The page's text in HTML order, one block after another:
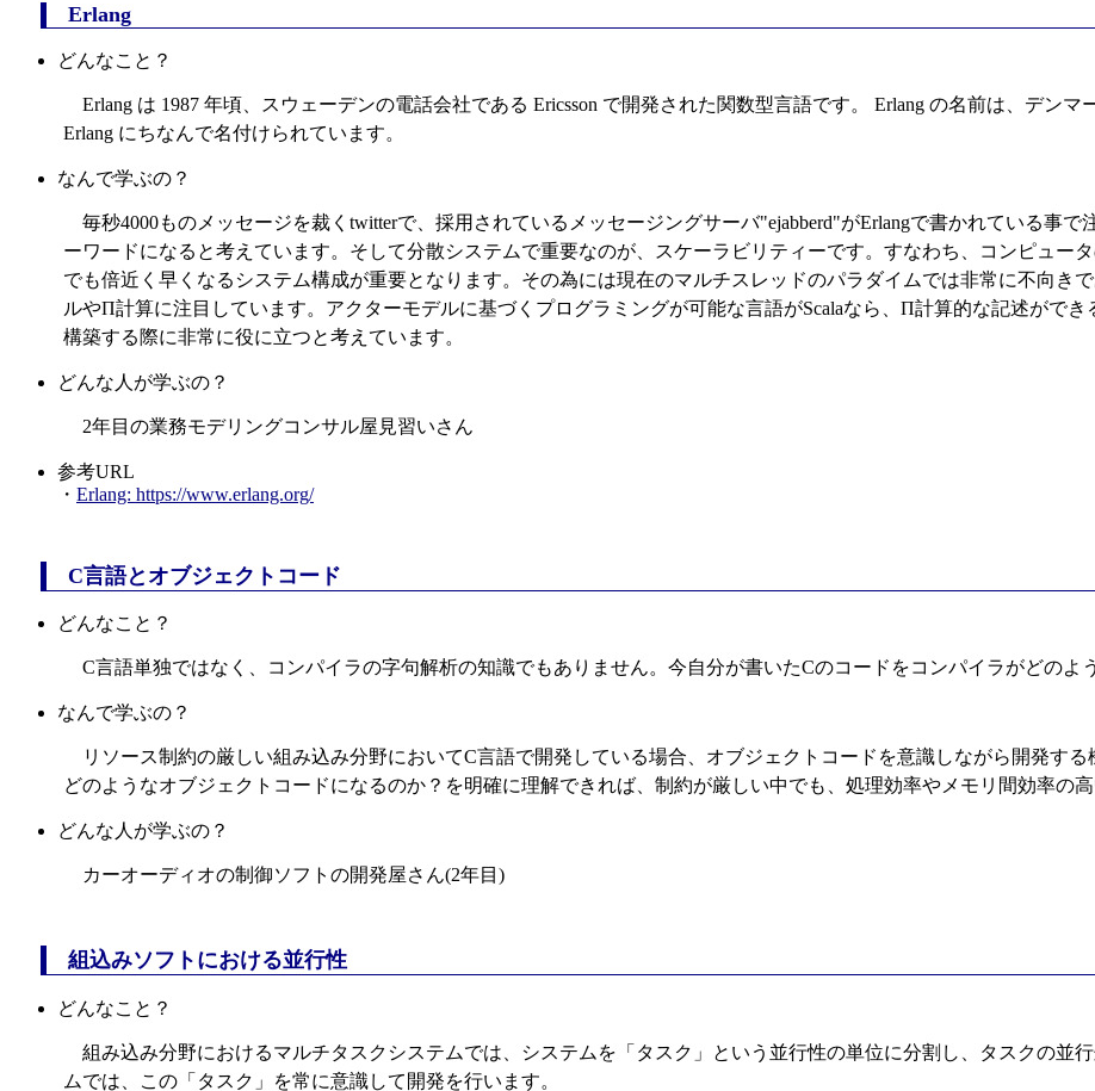
Erlang
どんなこと？
Erlang は 1987 年頃、スウェーデンの電話会社である Ericsson で開発された関数型言語です。 Erlang の名前は、デン
Erlang にちなんで名付けられています。
なんで学ぶの？
毎秒4000ものメッセージを裁くtwitterで、採用されているメッセージングサーバ"ejabberd"がErlangで書かれている事
ーワードになると考えています。そして分散システムで重要なのが、スケーラビリティーです。すなわち、コンピュー
でも倍近く早くなるシステム構成が重要となります。その為には現在のマルチスレッドのパラダイムでは非常に不向き
ルやΠ計算に注目しています。アクターモデルに基づくプログラミングが可能な言語がScalaなら、Π計算的な記述がで
構築する際に非常に役に立つと考えています。
どんな人が学ぶの？
2年目の業務モデリングコンサル屋見習いさん
参考URL
・ Erlang: https://www.erlang.org/
C言語とオブジェクトコード
どんなこと？
C言語単独ではなく、コンパイラの字句解析の知識でもありません。今自分が書いたCのコードをコンパイラがどのよ
なんで学ぶの？
リソース制約の厳しい組み込み分野においてC言語で開発している場合、オブジェクトコードを意識しながら開発す
どのようなオブジェクトコードになるのか？を明確に理解できれば、制約が厳しい中でも、処理効率やメモリ間効率の
どんな人が学ぶの？
カーオーディオの制御ソフトの開発屋さん(2年目)
組込みソフトにおける並行性
どんなこと？
組み込み分野におけるマルチタスクシステムでは、システムを「タスク」という並行性の単位に分割し、タスクの並
ムでは、この「タスク」を常に意識して開発を行います。